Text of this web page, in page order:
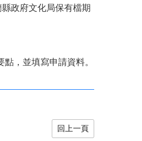
政府文化局保有檔期
點，並填寫申請資料。
回上一頁